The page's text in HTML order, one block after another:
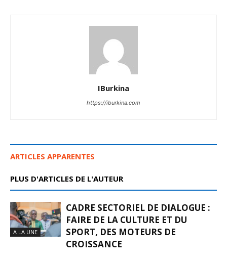
IBurkina
https://iburkina.com
ARTICLES APPARENTES
PLUS D'ARTICLES DE L'AUTEUR
A LA UNE
CADRE SECTORIEL DE DIALOGUE :
FAIRE DE LA CULTURE ET DU
SPORT, DES MOTEURS DE
CROISSANCE